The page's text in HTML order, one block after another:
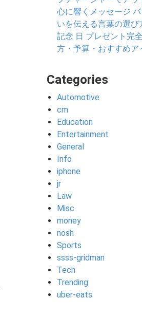
心に響くメッセージ
いを伝える言葉の選び
記念 日 プレゼント完
方・予算・おすすめア
Categories
Automotive
cm
Education
Entertainment
General
Info
iphone
jr
Law
Misc
money
nosh
Sports
ssss-gridman
Tech
Trending
uber-eats